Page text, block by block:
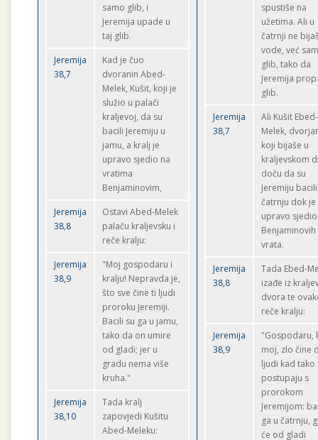
samo glib, i
Jeremija upade u
taj glib.
Jeremija
38,7
Kad je čuo
dvoranin Abed-
Melek, Kušit, koji je
služio u palači
kraljevoj, da su
bacili Jeremiju u
jamu, a kralj je
upravo sjedio na
vratima
Benjaminovim,
Jeremija
38,8
Ostavi Abed-Melek
palaču kraljevsku i
reče kralju:
Jeremija
38,9
"Moj gospodaru i
kralju! Nepravda je,
što sve čine ti ljudi
proroku Jeremiji.
Bacili su ga u jamu,
tako da on umire
od gladi; jer u
gradu nema više
kruha."
Jeremija
38,10
Tada kralj
zapovjedi Kušitu
Abed-Meleku:
spustiše na
užetima. Ali u
čatrnji ne
vode, već
glib, tako da
Jeremija
glib.
Jeremija
38,7
Ali Kušit Ebed-
Melek,
koji bijaše u
kraljevskom
doču da su
Jeremiju
čatrnju dok
upravo
Benjaminovih
vrata.
Jeremija
38,8
Tada Ebed-
izađe iz
dvora te
reče kralju:
Jeremija
38,9
"Gospodaru,
moj, zlo čine
ljudi kad tako
postupaju s
prorokom
Jeremijom:
ga u čatrnju,
će od gladi